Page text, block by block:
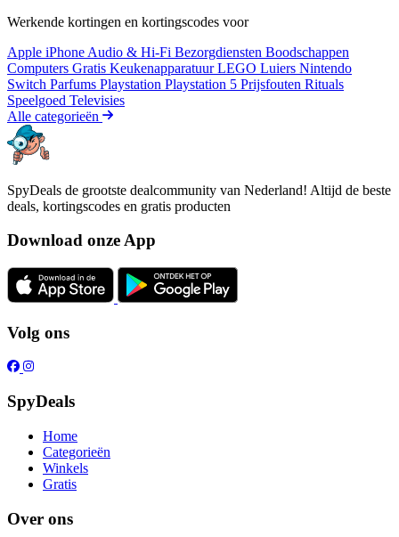
Werkende kortingen en kortingscodes voor
Apple iPhone Audio & Hi-Fi Bezorgdiensten Boodschappen
Computers Gratis KeukenapparatuurLEGO Luiers Nintendo
Switch Parfums Playstation Playstation 5 Prijsfouten Rituals
Speelgoed Televisies
Alle categorieën
SpyDeals de grootste dealcommunity van Nederland! Altijd de beste
deals, kortingscodes en gratis producten
Download onze App
Volg ons
SpyDeals
Home
Categorieën
Winkels
Gratis
Over ons